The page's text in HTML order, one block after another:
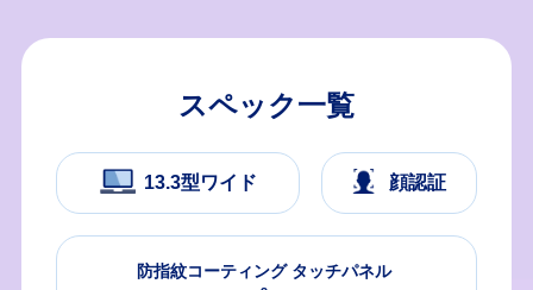
スペック一覧
13.3型ワイド 顔認証
防指紋コーティング タッチパネル